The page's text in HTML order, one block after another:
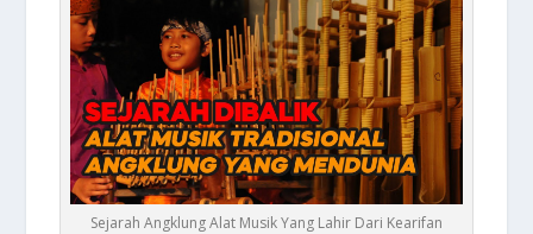
Sejarah Angklung Alat Musik Yang Lahir Dari Kearifan